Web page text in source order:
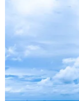
riêng tư của
Mức án phạt
Facebook, dự
triệu euro (821,20